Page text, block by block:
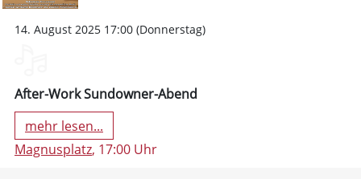
14. August 2025 17:00 (Donnerstag)
After-Work Sundowner-Abend
mehr lesen...
Magnusplatz, 17:00 Uhr